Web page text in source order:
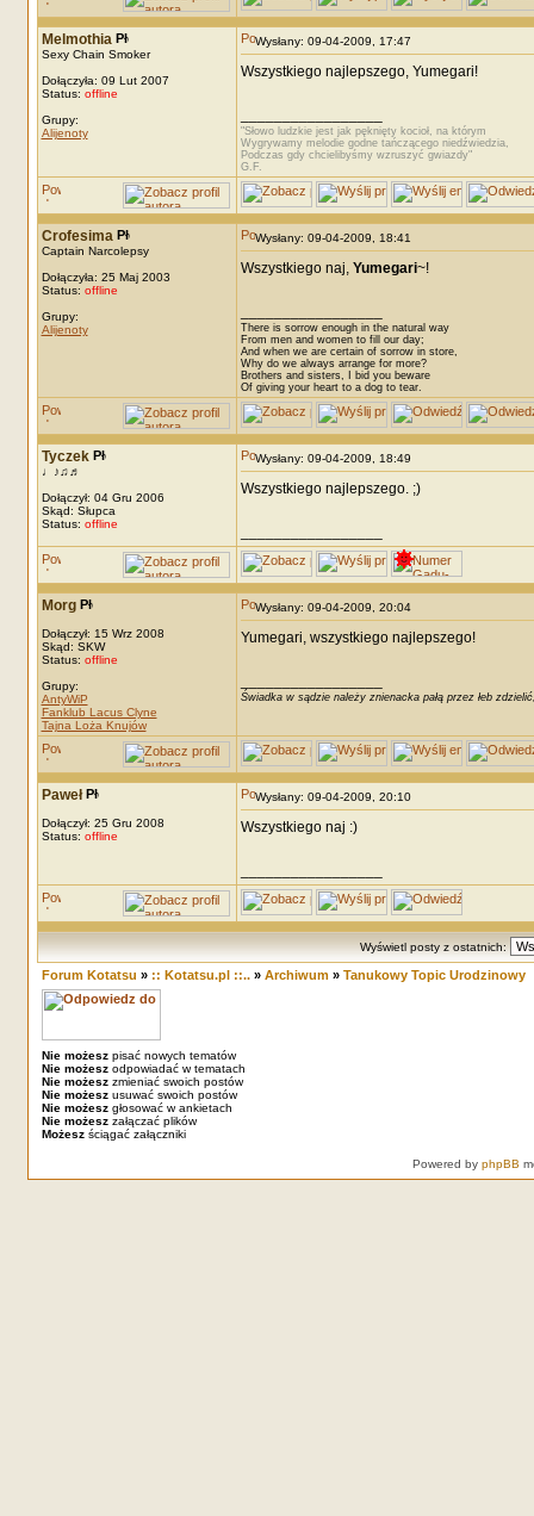
Melmothia
Sexy Chain Smoker
Dołączyła: 09 Lut 2007
Status: offline
Grupy:
Alijenoty
Wysłany: 09-04-2009, 17:47
Wszystkiego najlepszego, Yumegari!
"Słowo ludzkie jest jak pęknięty kocioł, na którym
Wygrywamy melodie godne tańczącego niedźwiedzia,
Podczas gdy chcielibyśmy wzruszyć gwiazdy"
G.F.
Crofesima
Captain Narcolepsy
Dołączyła: 25 Maj 2003
Status: offline
Grupy:
Alijenoty
Wysłany: 09-04-2009, 18:41
Wszystkiego naj, Yumegari~!
There is sorrow enough in the natural way
From men and women to fill our day;
And when we are certain of sorrow in store,
Why do we always arrange for more?
Brothers and sisters, I bid you beware
Of giving your heart to a dog to tear.
Tyczek
♩♪♫♬
Dołączył: 04 Gru 2006
Skąd: Słupca
Status: offline
Wysłany: 09-04-2009, 18:49
Wszystkiego najlepszego. ;)
Morg
Dołączył: 15 Wrz 2008
Skąd: SKW
Status: offline
Grupy:
AntyWiP
Fanklub Lacus Clyne
Tajna Loża Knujów
Wysłany: 09-04-2009, 20:04
Yumegari, wszystkiego najlepszego!
Świadka w sądzie należy znienacka pałą przez łeb
Paweł
Dołączył: 25 Gru 2008
Status: offline
Wysłany: 09-04-2009, 20:10
Wszystkiego naj :)
Wyświetl posty z ostatnich:
Forum Kotatsu » :: Kotatsu.pl ::..» Archiwum» Tanukowy Topic Urodzinowy
Nie możeszpisać nowych tematów
Nie możeszodpowiadać w tematach
Nie możeszzmieniać swoich postów
Nie możeszusuwać swoich postów
Nie możeszgłosować w ankietach
Nie możeszzałączać plików
Możeszściągać załączniki
Powered by phpBB